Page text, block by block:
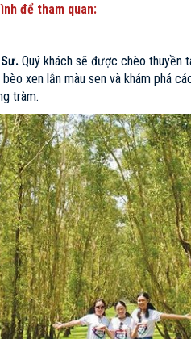
để tham quan:
Quý khách sẽ được chèo thuyền
xen lẫn màu sen và khám phá
tràm.